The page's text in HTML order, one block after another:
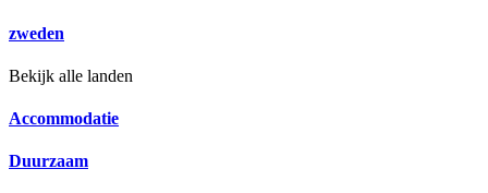
zweden
Bekijk alle landen
Accommodatie
Duurzaam